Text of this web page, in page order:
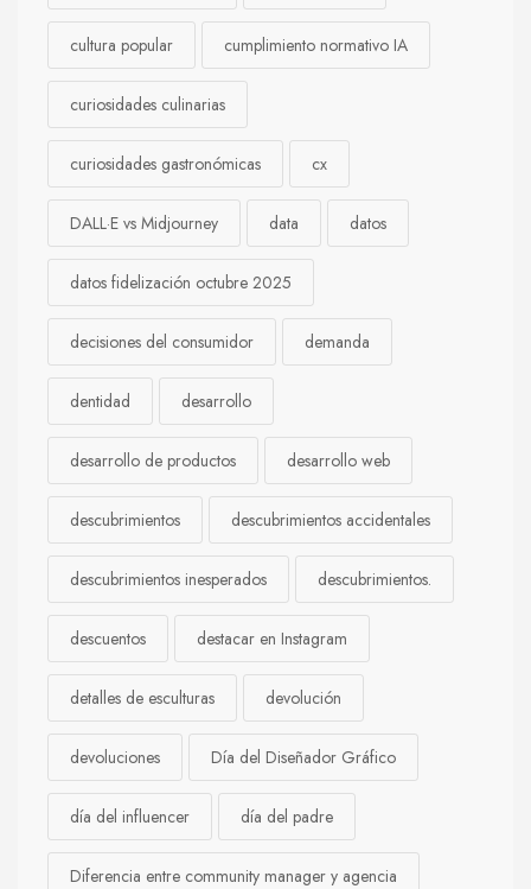
cultura popular cumplimiento normativo IA
curiosidades culinarias
curiosidades gastronómicas cx
DALL·E vs Midjourney data datos
datos fidelización octubre 2025
decisiones del consumidor demanda
dentidad desarrollo
desarrollo de productos desarrollo web
descubrimientos descubrimientos accidentales
descubrimientos inesperados descubrimientos.
descuentos destacar en Instagram
detalles de esculturas devolución
devoluciones Día del Diseñador Gráfico
día del influencer día del padre
Diferencia entre community manager y agencia